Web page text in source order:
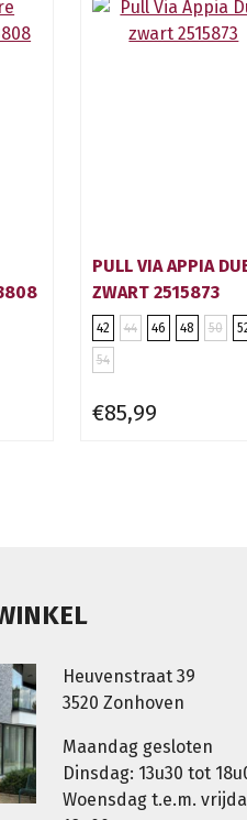
PULL VIA APPIA
ZWART 2515873
42 44 46 48 50
54
€85,99
Heuvenstraat 39
3520 Zonhoven
Maandag gesloten
Dinsdag: 13u30 tot
Woensdag t.e.m.